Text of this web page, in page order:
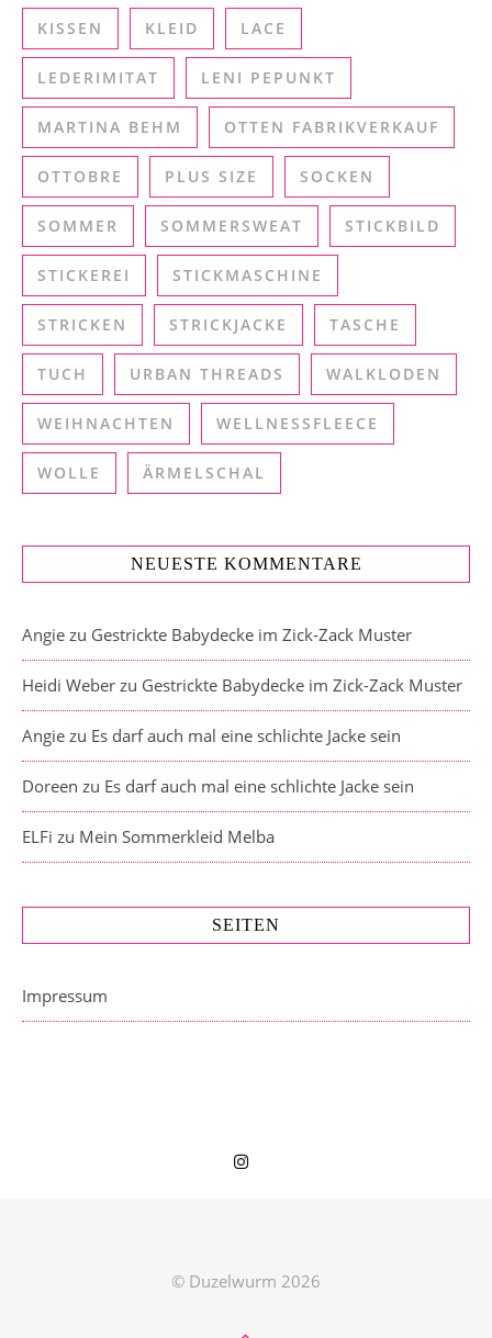
KISSEN KLEID LACE
LEDERIMITAT LENI PEPUNKT
MARTINA BEHM OTTEN FABRIKVERKAUF
OTTOBRE PLUS SIZE SOCKEN
SOMMER SOMMERSWEAT STICKBILD
STICKEREI STICKMASCHINE
STRICKEN STRICKJACKE TASCHE
TUCH URBAN THREADS WALKLODEN
WEIHNACHTEN WELLNESSFLEECE
WOLLE ÄRMELSCHAL
NEUESTE KOMMENTARE
Angie zu Gestrickte Babydecke im Zick-Zack Muster
Heidi Weber zu Gestrickte Babydecke im Zick-Zack Muster
Angie zu Es darf auch mal eine schlichte Jacke sein
Doreen zu Es darf auch mal eine schlichte Jacke sein
ELFi zu Mein Sommerkleid Melba
SEITEN
Impressum
© Duzelwurm 2026